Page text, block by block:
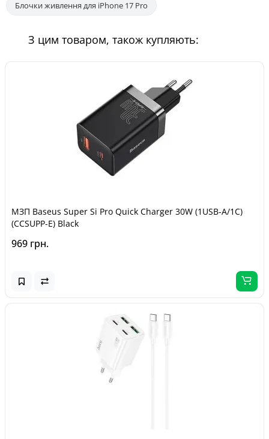
Блочки живлення для iPhone 17 Pro
З цим товаром, також купляють:
МЗП Baseus Super Si Pro Quick Charger 30W (1USB-A/1C)
(CCSUPP-E) Black
969 грн.